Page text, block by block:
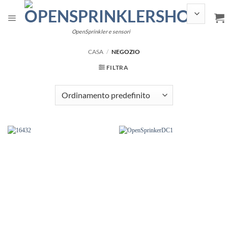
contenuti
OpenSprinkler e sensori
CASA / NEGOZIO
FILTRA